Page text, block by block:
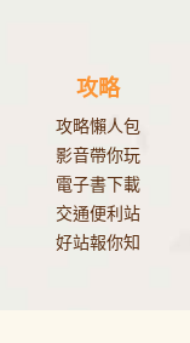
攻略
攻略懶人包
影音帶你玩
電子書下載
交通便利站
好站報你知